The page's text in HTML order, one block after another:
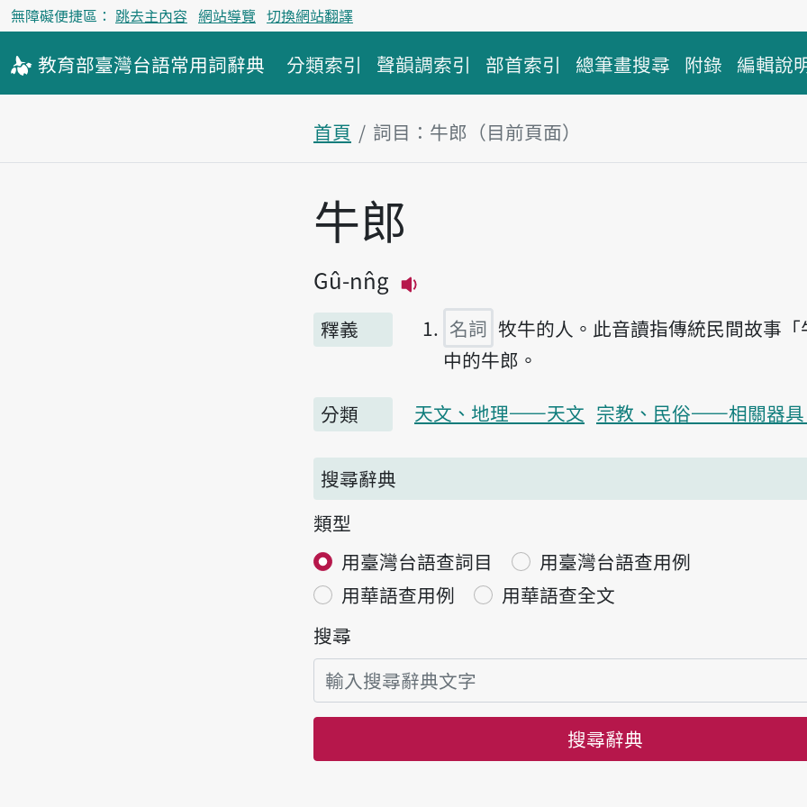
無障礙便捷區： 跳去主內容 網站導覽 切換網站翻譯
教育部臺灣台語常用詞辭典 分類索引 聲韻調索引 部首索引 總筆畫搜尋 附錄 編輯說
首頁 詞目：牛郎（目前頁面）
主內容區塊
牛郎
Gû-nn̂g
釋義
名詞 牧牛的人。此音讀指傳統民間故事
中的牛郎。
分類 天文、地理——天文 宗教、民俗——相關器具
搜尋辭典
類型
用臺灣台語查詞目
用臺灣台語查用例
用華語查用例
用華語查全文
搜尋
搜尋辭典